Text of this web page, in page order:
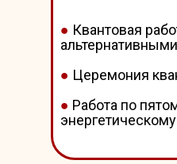
● Квантовая
● Церемония
● Работа по